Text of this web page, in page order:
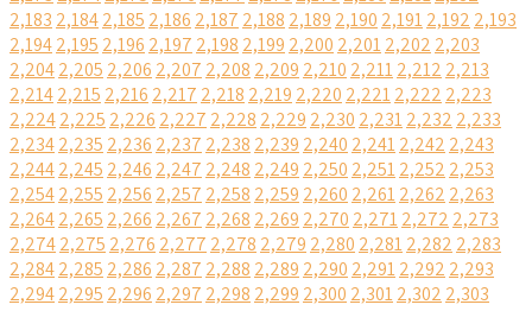
2,183 2,1842,185 2,186 2,187 2,188 2,189 2,190 2,1912,192 2,193
2,1942,195 2,196 2,197 2,198 2,199 2,200 2,2012,202 2,203
2,2042,205 2,206 2,207 2,208 2,209 2,210 2,2112,212 2,213
2,2142,215 2,216 2,217 2,218 2,219 2,220 2,2212,222 2,223
2,2242,225 2,226 2,227 2,228 2,229 2,230 2,2312,232 2,233
2,2342,235 2,236 2,237 2,238 2,239 2,240 2,2412,242 2,243
2,2442,245 2,246 2,247 2,248 2,249 2,250 2,2512,252 2,253
2,2542,255 2,256 2,257 2,258 2,259 2,260 2,2612,262 2,263
2,2642,265 2,266 2,267 2,268 2,269 2,270 2,2712,272 2,273
2,2742,275 2,276 2,277 2,278 2,279 2,280 2,2812,282 2,283
2,2842,285 2,286 2,287 2,288 2,289 2,290 2,2912,292 2,293
2,2942,295 2,296 2,297 2,298 2,299 2,300 2,3012,302 2,303